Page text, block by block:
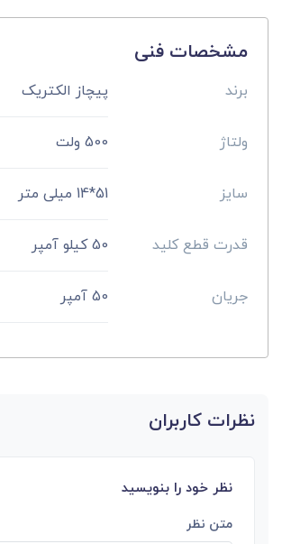
مشخصات فنی
برند پیچاز الکتریک
ولتاژ 500 ولت
سایز 51*14 میلی متر
قدرت قطع کلید 50 کیلو آمپر
جریان 50 آمپر
نظرات کاربران
نظر خود را بنویسید
متن نظر